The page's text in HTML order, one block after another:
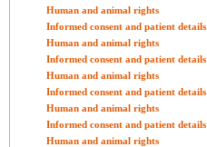
Human and animal rights
Informed consent and patient details
Human and animal rights
Informed consent and patient details
Human and animal rights
Informed consent and patient details
Human and animal rights
Informed consent and patient details
Human and animal rights